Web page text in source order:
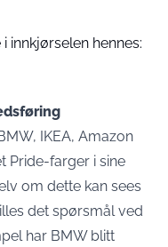
innkjørselen hennes:
IKEA, Amazon
Pride-farger i sine
om dette kan sees
det spørsmål ved
har BMW blitt